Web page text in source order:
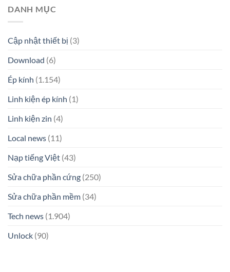
DANH MỤC
Cập nhật thiết bị (3)
Download (6)
Ép kính (1.154)
Linh kiện ép kính (1)
Linh kiện zin (4)
Local news (11)
Nạp tiếng Việt (43)
Sửa chữa phần cứng (250)
Sửa chữa phần mềm (34)
Tech news (1.904)
Unlock (90)